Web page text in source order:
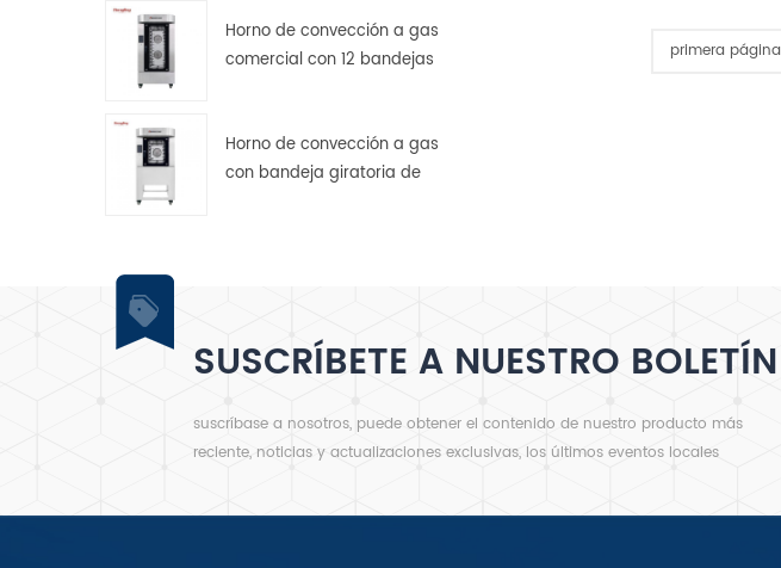
Horno de convección a gas
comercial con 12 bandejas
Horno de convección a gas
con bandeja giratoria de
años. 4.Tubo de gas principal
primera página
SUSCRÍBETE A NUESTRO BOLETÍN
suscríbase a nosotros, puede obtener el contenido de nuestro producto más
reciente, noticias y actualizaciones exclusivas, los últimos eventos locales